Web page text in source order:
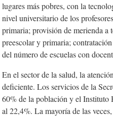
lugares más pobres, con la
nivel universitario de los
primaria; provisión de merienda a
preescolar y primaria;
del número de escuelas con
En el sector de la salud, la
deficiente. Los servicios de la
60% de la población y el Instituto
al 22,4%. La mayoría de las